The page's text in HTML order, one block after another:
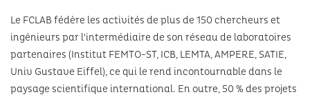
Le FCLAB fédère les activités de plus de 150 chercheurs et
ingénieurs par l'intermédiaire de son réseau de laboratoires
partenaires (Institut FEMTO-ST, ICB, LEMTA, AMPERE, SATIE,
Univ Gustave Eiffel), ce qui le rend incontournable dans le
paysage scientifique international. En outre, 50 % des projets